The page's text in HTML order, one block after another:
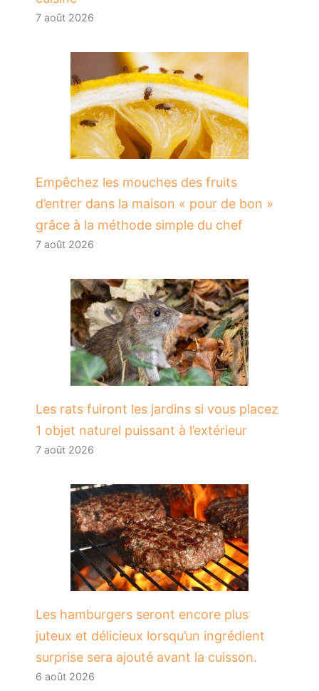
7 août 2026
​Empêchez les mouches des fruits
d’entrer dans la maison « pour de bon »
grâce à la méthode simple du chef
7 août 2026
Les rats fuiront les jardins si vous placez
1 objet naturel puissant à l’extérieur
7 août 2026
Les hamburgers seront encore plus
juteux et délicieux lorsqu’un ingrédient
surprise sera ajouté avant la cuisson.
6 août 2026